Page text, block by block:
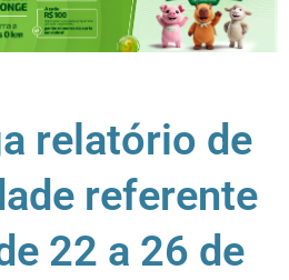
relatório de
referente
22 a 26 de